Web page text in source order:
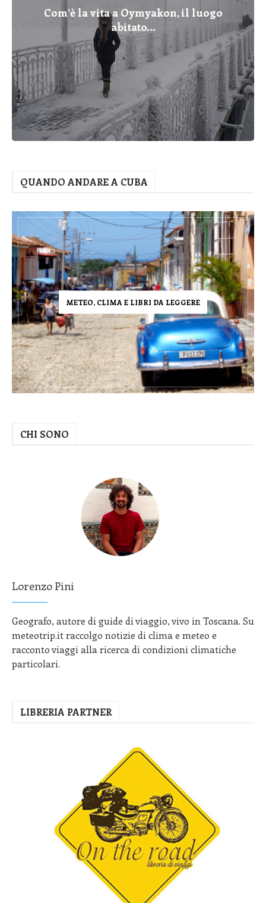
Com’è la vita a Oymyakon, il luogo
abitato...
QUANDO ANDARE A CUBA
METEO, CLIMA E LIBRI DA LEGGERE
CHI SONO
Lorenzo Pini
Geografo, autore di guide di viaggio, vivo in Toscana. Su
meteotrip.it raccolgo notizie di clima e meteo e
racconto viaggi alla ricerca di condizioni climatiche
particolari.
LIBRERIA PARTNER